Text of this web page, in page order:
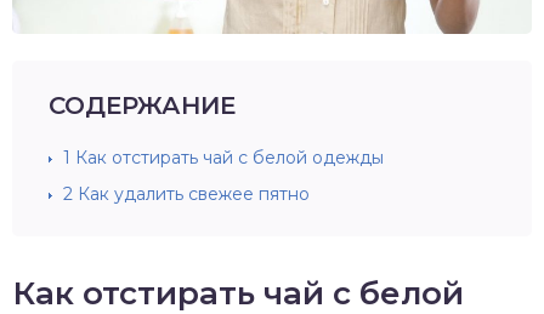
СОДЕРЖАНИЕ
1 Как отстирать чай с белой одежды
2 Как удалить свежее пятно
Как отстирать чай с белой